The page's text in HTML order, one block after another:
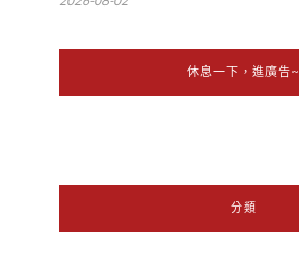
休息一下，進廣告~
分類